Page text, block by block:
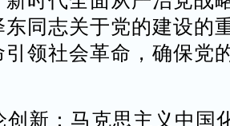
同志关于党的建设的
领社会革命，确保党
新：马克思主义中国